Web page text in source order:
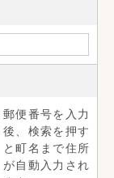
郵便番号を入力
後、検索を押す
と町名まで住所
が自動入力され